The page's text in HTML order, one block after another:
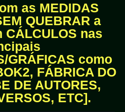
as MEDIDAS
QUEBRAR a
CÁLCULOS nas
GRÁFICAS como
FÁBRICA DO
DE AUTORES,
ETC].